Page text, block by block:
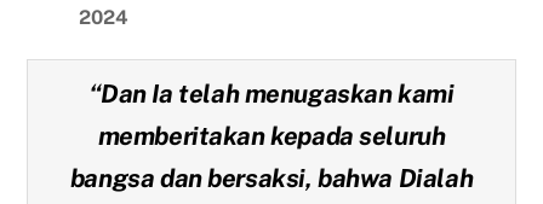
2024
“Dan Ia telah menugaskan kami
memberitakan kepada seluruh
bangsa dan bersaksi, bahwa Dialah